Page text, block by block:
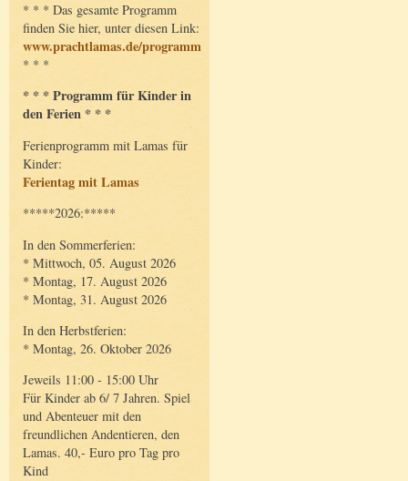
* * * Das gesamte Programm
finden Sie hier, unter diesen Link:
www.prachtlamas.de/programm
* * *
* * * Programm für Kinder in
den Ferien * * *
Ferienprogramm mit Lamas für
Kinder:
Ferientag mit Lamas
*****2026:*****
In den Sommerferien:
* Mittwoch, 05. August 2026
* Montag, 17. August 2026
* Montag, 31. August 2026
In den Herbstferien:
* Montag, 26. Oktober 2026
Jeweils 11:00 - 15:00 Uhr
Für Kinder ab 6/ 7 Jahren. Spiel
und Abenteuer mit den
freundlichen Andentieren, den
Lamas. 40,- Euro pro Tag pro
Kind